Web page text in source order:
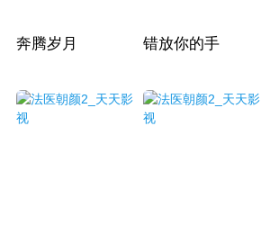
奔腾岁月 错放你的手